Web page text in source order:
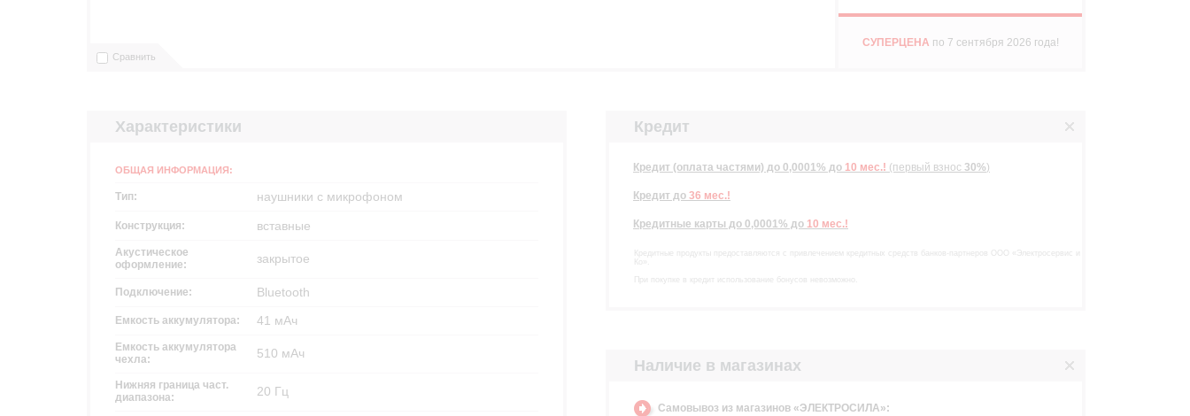
СУПЕРЦЕНА по 7 сентября 2026 года!
р
р
Сравнить
Характеристики
ОБЩАЯ ИНФОРМАЦИЯ:
Тип: наушники с микрофоном
Конструкция: вставные
Акустическое
оформление:
закрытое
Подключение: Bluetooth
Емкость аккумулятора: 41 мАч
Емкость аккумулятора
чехла:
510 мАч
Нижняя граница част.
диапазона:
20 Гц
Кредит
Кредит (оплата частями) до 0,0001% до 10 мес.! (первый взнос 30%)
Кредит до 36 мес.!
Кредитные карты до 0,0001% до 10 мес.!
Кредитные продукты предоставляются с привлечением кредитных средств банков-партнеров ООО «Электросервис и
Ко».
При покупке в кредит использование бонусов невозможно.
Наличие в магазинах
Самовывоз из магазинов «ЭЛЕКТРОСИЛА»: